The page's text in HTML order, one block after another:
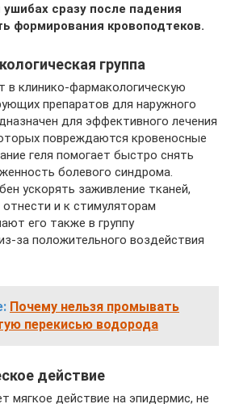
ушибах сразу после падения
формирования кровоподтеков.
группа
в клинико-фармакологическую
препаратов для наружного
для эффективного лечения
повреждаются кровеносные
геля помогает быстро снять
болевого синдрома.
ускорять заживление тканей,
и к стимуляторам
его также в группу
за положительного воздействия
Почему нельзя промывать
перекисью водорода
действие
мягкое действие на эпидермис, не